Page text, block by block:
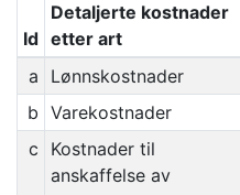
Id
Detaljerte kostnader
etter art
a
Lønnskostnader
b Varekostnader
c
Kostnader til
anskaffelse av